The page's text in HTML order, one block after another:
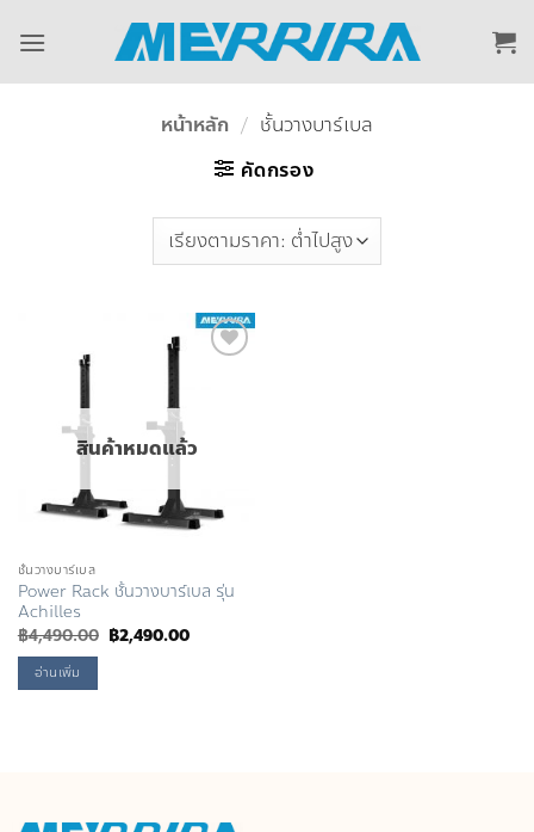
ยัง
หน้าหลัก / ชั้นวางบาร์เบล
คัดกรอง
สินค้าหมดแล้ว
ชั้นวางบาร์เบล
Power Rack ชั้นวางบาร์เบล รุ่น
Achilles
฿4,490.00 Original
price
฿2,490.00Current
อ่านเพิ่ม